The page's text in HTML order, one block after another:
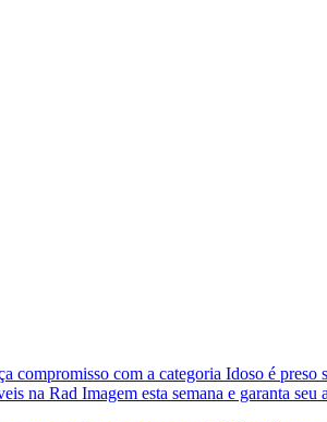
compromisso com a categoria Idoso é preso
na Rad Imagem esta semana e garanta seu